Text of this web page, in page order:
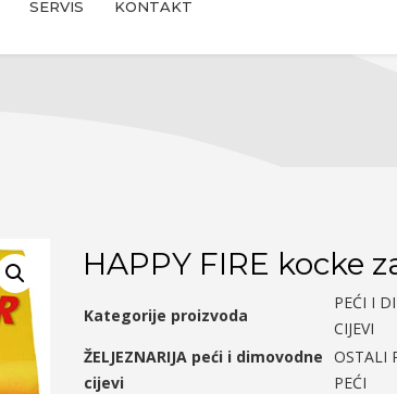
SERVIS KONTAKT
HAPPY FIRE kocke
Kategorije proizvoda
PEĆI I
CIJEVI
ŽELJEZNARIJA peći i dimovodne
cijevi
OSTALI
PEĆI